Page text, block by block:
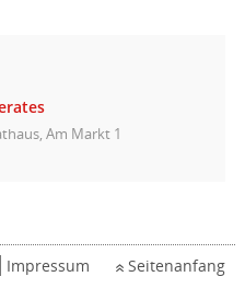
Am Markt 1
Impressum Seitenanfang